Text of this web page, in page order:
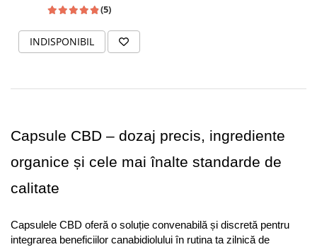
(5)
INDISPONIBIL
Capsule CBD – dozaj precis, ingrediente
organice și cele mai înalte standarde de
calitate
Capsulele CBD oferă o soluție convenabilă și discretă pentru
integrarea beneficiilor canabidiolului în rutina ta zilnică de